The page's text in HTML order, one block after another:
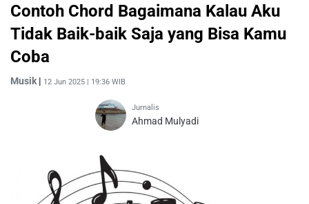
Contoh Chord Bagaimana Kalau Aku
Tidak Baik-baik Saja yang Bisa Kamu
Coba
Musik | 12 Jun 2025 | 19:36 WIB
Jurnalis
Ahmad Mulyadi